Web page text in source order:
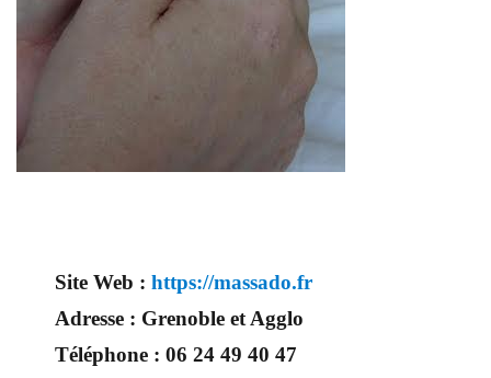
Site Web : https://massado.fr
Adresse : Grenoble et Agglo
Téléphone : 06 24 49 40 47